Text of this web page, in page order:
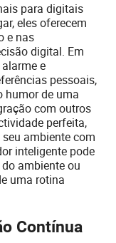
para digitais
eles oferecem
e nas
digital. Em
e
pessoais,
humor de uma
com outros
perfeita,
ambiente com
inteligente pode
ambiente ou
uma rotina
Contínua